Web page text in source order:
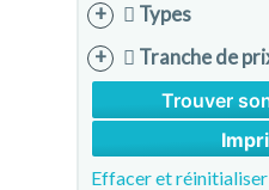
Types
Tranche de
Effacer et